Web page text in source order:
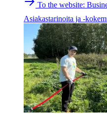
To the website:
Asiakastarinoita ja -